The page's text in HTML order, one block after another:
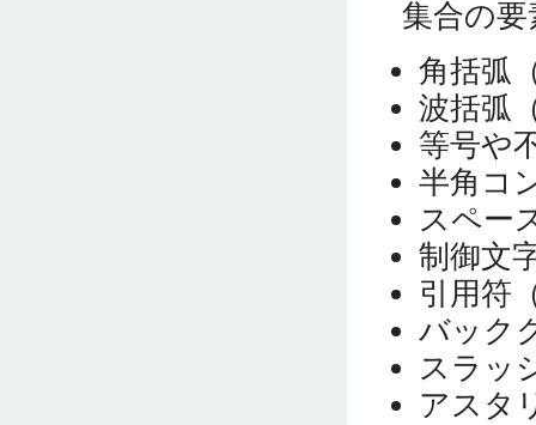
集合の要
角括弧
波括弧
等号や
半角コ
スペー
制御文
引用符
バック
スラッ
アスタ